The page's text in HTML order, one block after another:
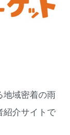
地域密着の雨
紹介サイトで